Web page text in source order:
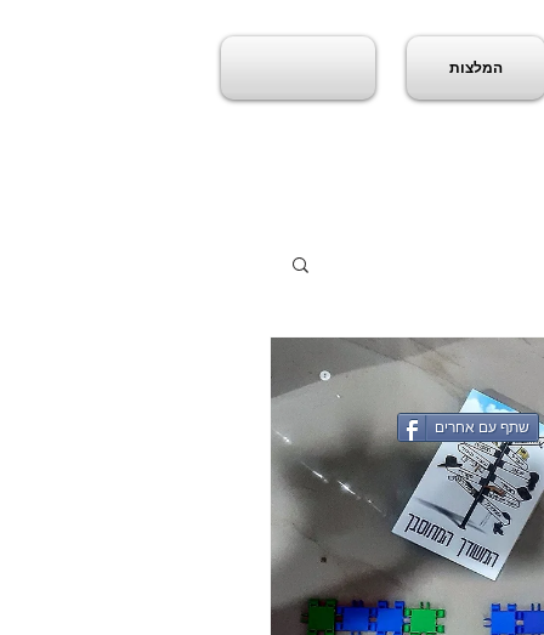
המלצות
שתף עם אחרים